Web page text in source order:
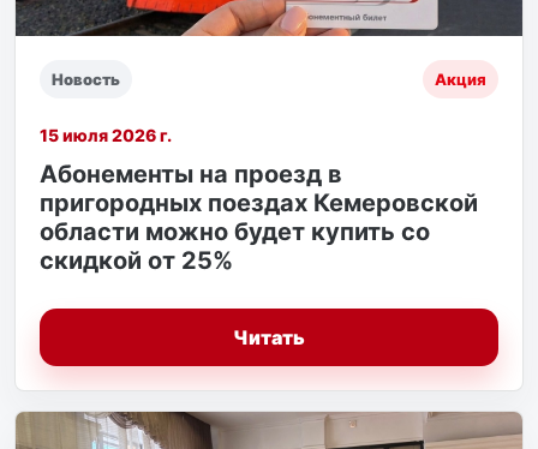
Новость Акция
15 июля 2026 г.
Абонементы на проезд в
пригородных поездах Кемеровской
области можно будет купить со
скидкой от 25%
Читать